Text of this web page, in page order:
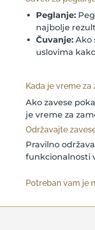
Peglanje:
najbolje
Čuvanje: Ako
uslovima
Kada je vreme za
Ako zavese
je vreme za
Održavajte
Pravilno
funkcionalnosti
Potreban vam je